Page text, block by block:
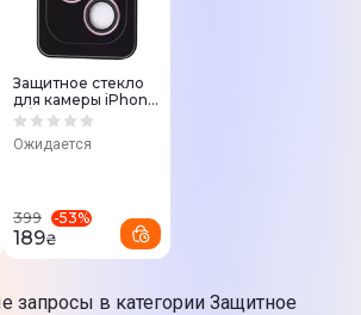
Защитное стекло
для камеры iPhone
15/15 Plus ACHILLES
Ожидается
399 -53%
189₴
запросы в категории Защитное